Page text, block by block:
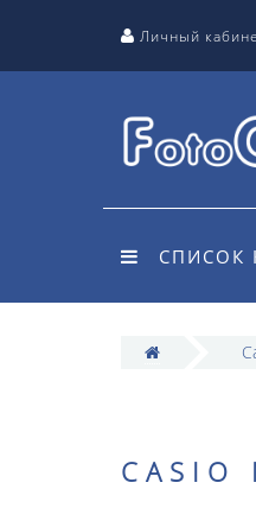
Личный
СПИСОК
CASIO